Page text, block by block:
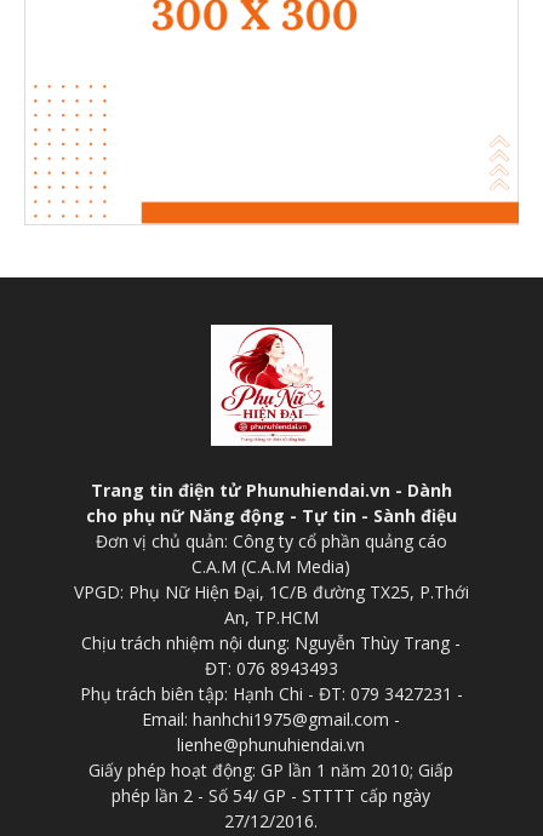
Trang tin điện tử Phunuhiendai.vn - Dành
cho phụ nữ Năng động - Tự tin - Sành điệu
Đơn vị chủ quản: Công ty cổ phần quảng cáo
C.A.M (C.A.M Media)
VPGD: Phụ Nữ Hiện Đại, 1C/B đường TX25, P.Thới
An, TP.HCM
Chịu trách nhiệm nội dung: Nguyễn Thùy Trang -
ĐT: 076 8943493
Phụ trách biên tập: Hạnh Chi - ĐT: 079 3427231 -
Email: hanhchi1975@gmail.com -
lienhe@phunuhiendai.vn
Giấy phép hoạt động: GP lần 1 năm 2010; Giấp
phép lần 2 - Số 54/ GP - STTTT cấp ngày
27/12/2016.